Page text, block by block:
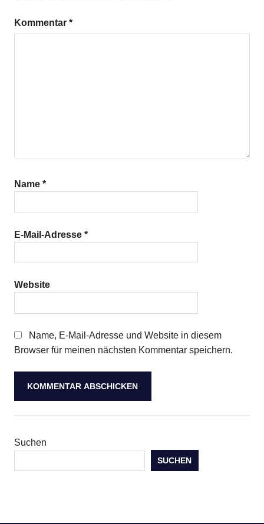
Kommentar *
Name *
E-Mail-Adresse *
Website
Name, E-Mail-Adresse und Website in diesem
Browser für meinen nächsten Kommentar speichern.
Suchen
SUCHEN